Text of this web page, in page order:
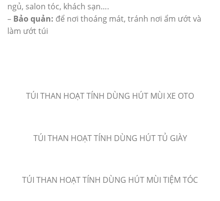
ngủ, salon tóc, khách sạn….
– Bảo quản: để nơi thoáng mát, tránh nơi ẩm ướt và
làm ướt túi
TÚI THAN HOẠT TÍNH DÙNG HÚT MÙI XE OTO
TÚI THAN HOẠT TÍNH DÙNG HÚT TỦ GIÀY
TÚI THAN HOẠT TÍNH DÙNG HÚT MÙI TIỆM TÓC